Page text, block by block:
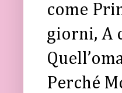
come
giorni, A
Perché